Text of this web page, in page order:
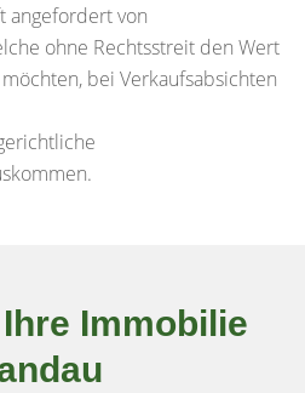
angefordert von
ohne Rechtsstreit den Wert
bei Verkaufsabsichten
Immobilie